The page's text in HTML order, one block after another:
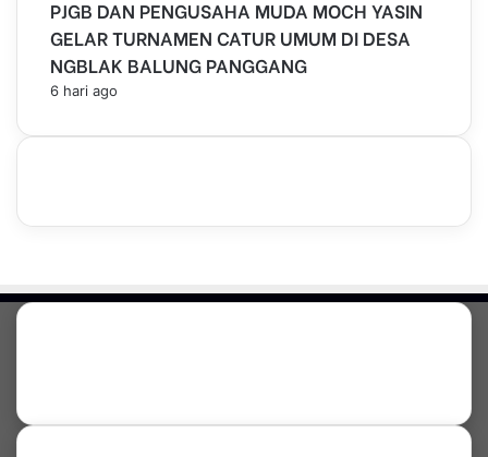
PJGB DAN PENGUSAHA MUDA MOCH YASIN
GELAR TURNAMEN CATUR UMUM DI DESA
NGBLAK BALUNG PANGGANG
6 hari ago